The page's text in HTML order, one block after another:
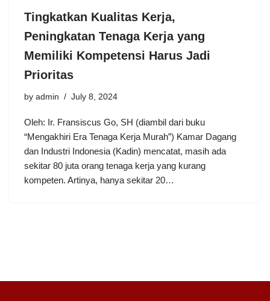
Tingkatkan Kualitas Kerja,
Peningkatan Tenaga Kerja yang
Memiliki Kompetensi Harus Jadi
Prioritas
by admin July 8, 2024
Oleh: Ir. Fransiscus Go, SH (diambil dari buku
“Mengakhiri Era Tenaga Kerja Murah”) Kamar Dagang
dan Industri Indonesia (Kadin) mencatat, masih ada
sekitar 80 juta orang tenaga kerja yang kurang
kompeten. Artinya, hanya sekitar 20…